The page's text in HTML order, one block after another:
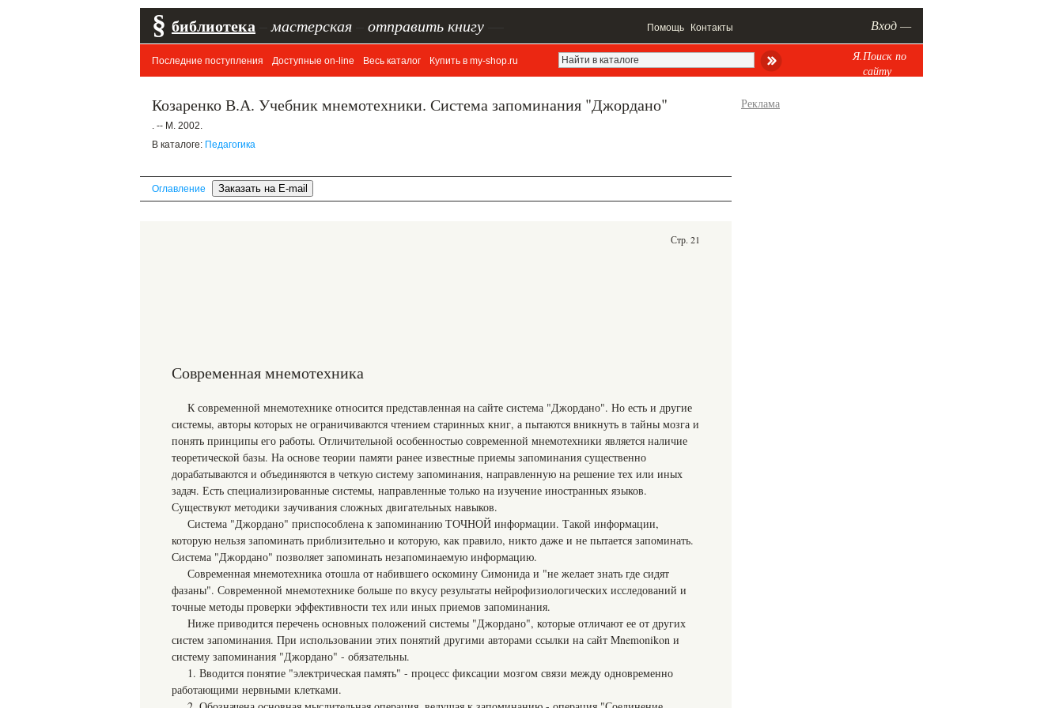
§ библиотека мастерская отправить книгу Помощь Контакты Вход —
Последние поступления Доступные on-line Весь каталог Купить в my-shop.ru
Я.Поиск по
сайту
Козаренко В.А. Учебник мнемотехники. Система запоминания "Джордано"
. -- М. 2002.
В каталоге: Педагогика
Оглавление
Стр. 21
Современная мнемотехника
К современной мнемотехнике относится представленная на сайте система "Джордано". Но есть и другие
системы, авторы которых не ограничиваются чтением старинных книг, а пытаются вникнуть в тайны мозга и
понять принципы его работы. Отличительной особенностью современной мнемотехники является наличие
теоретической базы. На основе теории памяти ранее известные приемы запоминания существенно
дорабатываются и объединяются в четкую систему запоминания, направленную на решение тех или иных
задач. Есть специализированные системы, направленные только на изучение иностранных языков.
Существуют методики заучивания сложных двигательных навыков.
Система "Джордано" приспособлена к запоминанию ТОЧНОЙ информации. Такой информации,
которую нельзя запоминать приблизительно и которую, как правило, никто даже и не пытается запоминать.
Система "Джордано" позволяет запоминать незапоминаемую информацию.
Современная мнемотехника отошла от набившего оскомину Симонида и "не желает знать где сидят
фазаны". Современной мнемотехнике больше по вкусу результаты нейрофизиологических исследований и
точные методы проверки эффективности тех или иных приемов запоминания.
Ниже приводится перечень основных положений системы "Джордано", которые отличают ее от других
систем запоминания. При использовании этих понятий другими авторами ссылки на сайт Mnemonikon и
систему запоминания "Джордано" - обязательны.
1. Вводится понятие "электрическая память" - процесс фиксации мозгом связи между одновременно
работающими нервными клетками.
Реклама